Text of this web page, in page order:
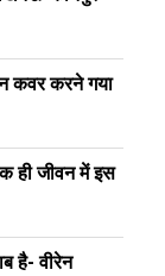
कवर करने गया
ही जीवन में इस
है- वीरेन